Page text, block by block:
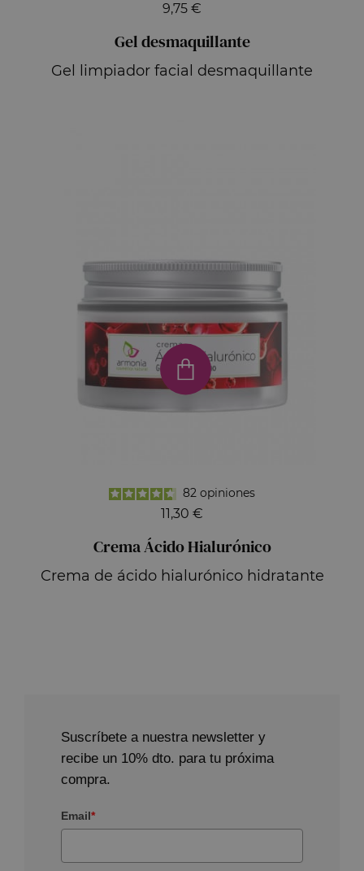
9,75 €
Gel desmaquillante
Gel limpiador facial desmaquillante
82 opiniones
11,30 €
Crema Ácido Hialurónico
Crema de ácido hialurónico hidratante
Suscríbete a nuestra newsletter y
recibe un 10% dto. para tu próxima
compra.
Email*